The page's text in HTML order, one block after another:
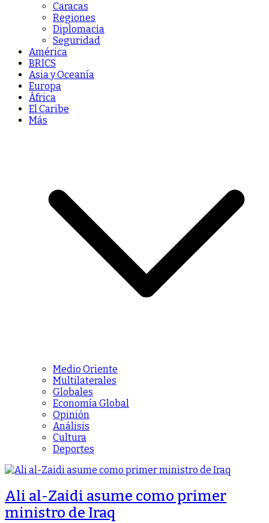
Caracas
Regiones
Diplomacia
Seguridad
América
BRICS
Asia y Oceanía
Europa
África
El Caribe
Más
Medio Oriente
Multilaterales
Globales
Economía Global
Opinión
Análisis
Cultura
Deportes
Ali al-Zaidi asume como primer
ministro de Iraq